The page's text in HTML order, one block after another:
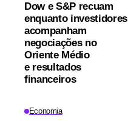
Dow e S&P recuam
enquanto investidores
acompanham
negociações no
Oriente Médio
e resultados
financeiros
Economia